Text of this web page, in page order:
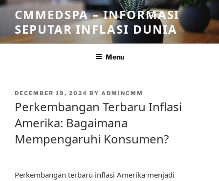
Skip
content
CMMEDSPA – INFORMASI
SEPUTAR INFLASI DUNIA
Menu
POSTED
DECEMBER 19, 2024 BY ADMINCMM
Perkembangan Terbaru Inflasi
Amerika: Bagaimana
Mempengaruhi Konsumen?
Perkembangan terbaru inflasi Amerika menjadi